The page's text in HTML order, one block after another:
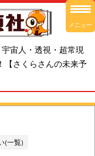
宙人・透視・超常現
【さくらさんの未来予
(一覧)
メニュー